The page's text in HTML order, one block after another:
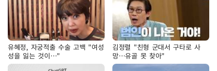
유혜정, 자궁적출 수술 고백 "여성
성을 잃는 것이…"
김정렬 "친형 군대서 구타로 사
망…유골 못 찾아"